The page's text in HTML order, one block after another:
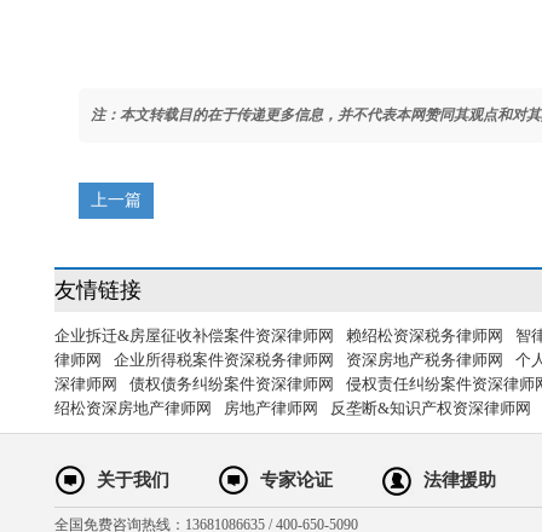
注：本文转载目的在于传递更多信息，并不代表本网赞同其观点和对
上一篇
友情链接
企业拆迁&房屋征收补偿案件资深律师网 赖绍松资深税务律师网
智
律师网
企业所得税案件资深税务律师网 资深房地产税务律师网
个
深律师网
债权债务纠纷案件资深律师网
侵权责任纠纷案件资深律师
绍松资深房地产律师网
房地产律师网 反垄断&知识产权资深律师网
关于我们 专家论证 法律援助
全国免费咨询热线：13681086635 / 400-650-5090